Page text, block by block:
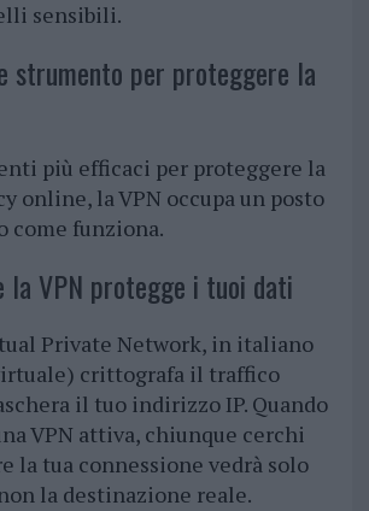
sensibili.
strumento per proteggere la
più efficaci per proteggere la
online, la VPN occupa un posto
come funziona.
la VPN protegge i tuoi dati
Private Network, in italiano
crittografa il traffico
il tuo indirizzo IP. Quando
VPN attiva, chiunque cerchi
la tua connessione vedrà solo
la destinazione reale.